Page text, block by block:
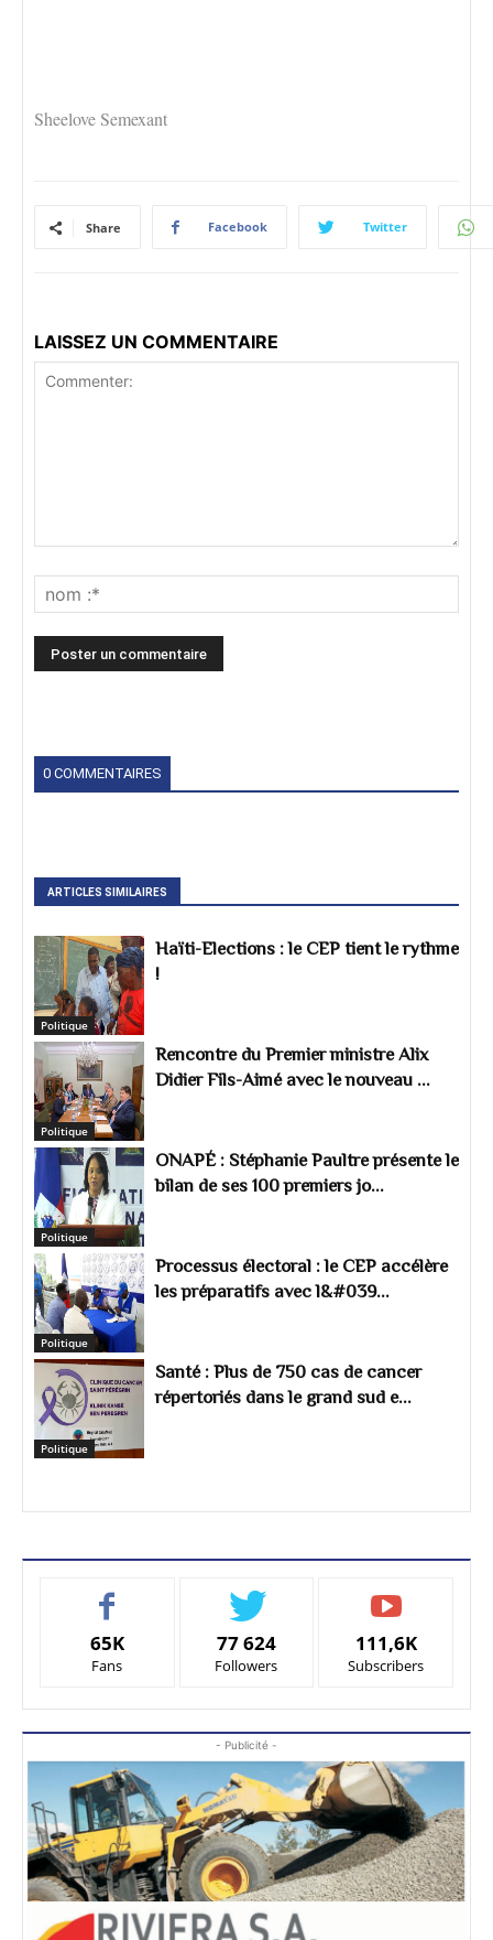
Sheelove Semexant
Share Facebook Twitter
LAISSEZ UN COMMENTAIRE
0 COMMENTAIRES
ARTICLES SIMILAIRES
Politique
Haïti-Elections : le CEP tient le rythme
!
Politique
Rencontre du Premier ministre Alix
Didier Fils-Aimé avec le nouveau ...
Politique
ONAPÉ : Stéphanie Paultre présente le
bilan de ses 100 premiers jo...
Politique
Processus électoral : le CEP accélère
les préparatifs avec l&#039...
Politique
Santé : Plus de 750 cas de cancer
répertoriés dans le grand sud e...
65K
Fans
77 624
Followers
111,6K
Subscribers
- Publicité -